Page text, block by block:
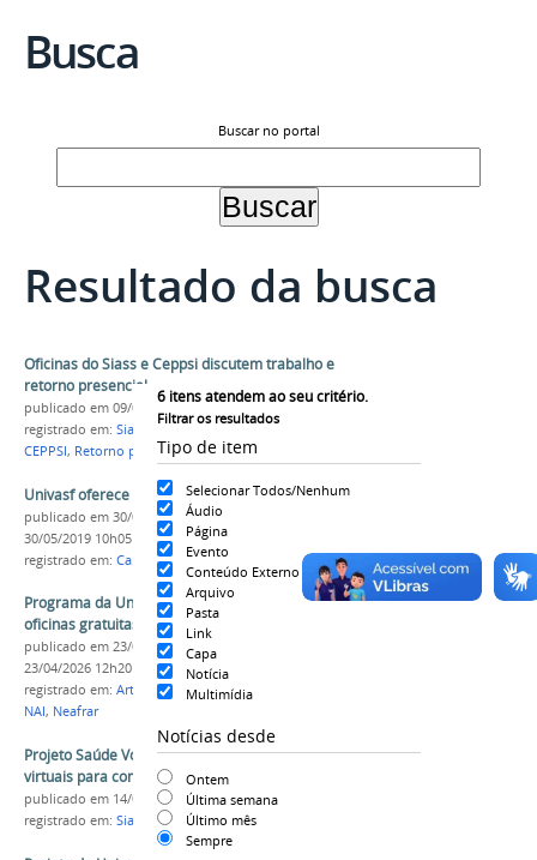
Busca
Buscar no portal
Resultado da busca
6 itens atendem ao seu critério.
Filtrar os resultados
Tipo de item
Selecionar Todos/Nenhum
Áudio
Página
Evento
Conteúdo Externo
Arquivo
Pasta
Link
Capa
Notícia
Multimídia
Notícias desde
Ontem
Última semana
Último mês
Sempre
Oficinas do Siass e Ceppsi discutem trabalho e
retorno presencial
publicado em 09/03/2022
registrado em: Siass Promoção à Saúde,Oficinas
CEPPSI, Retorno presencial
Univasf oferece oficinas gratuitas de arte
publicado em 30/05/2019 —última modificação
30/05/2019 10h05
registrado em: Cartes ,Oficinas ,Campus Juazeiro
Programa da Univasf oferece 110 vagas em
oficinas gratuitas de arte
publicado em 23/04/2026 —
23/04/2026 12h20
registrado em: Artes Oficinas,Cartes,
NAI, Neafrar
Projeto Saúde Vocal 2023 realiza oficinas
virtuais para comunidade acadêmica
publicado em 14/04/2023
registrado em: Siass Saúde,Servidor,